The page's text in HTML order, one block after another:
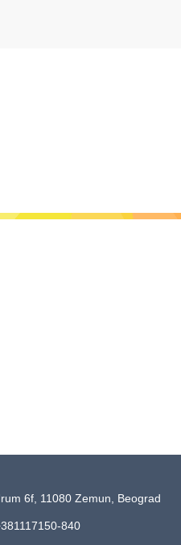
6f, 11080 Zemun, Beograd
840